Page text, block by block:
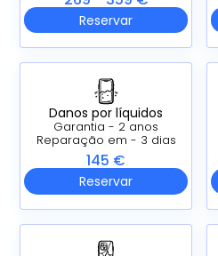
Reservar
Danos por líquidos
Garantia - 2 anos
Reparação em - 3 dias
145 €
Reservar